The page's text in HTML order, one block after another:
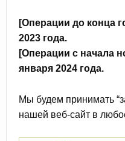
[Операции до конца
2023 года.
[Операции с начала
января 2024 года.
Мы будем принимать
нашей веб-сайт в